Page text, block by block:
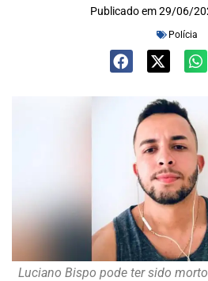
Publicado em 29/06/
Polícia
Luciano Bispo pode ter sido